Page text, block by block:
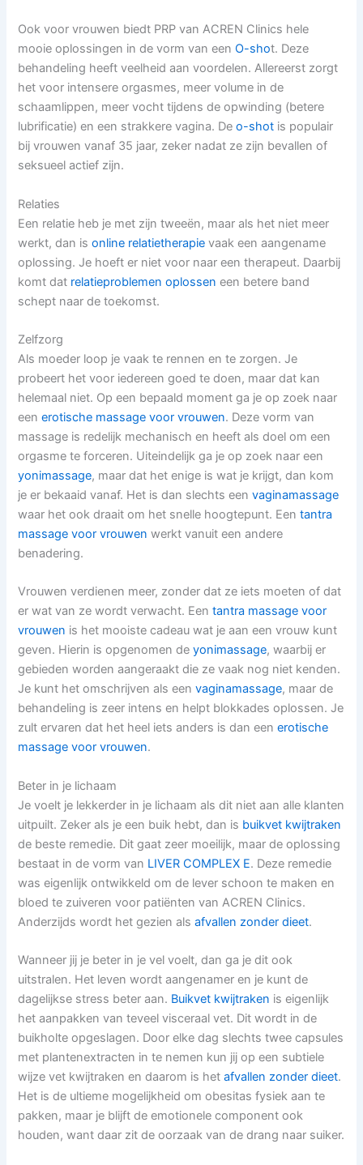
Ook voor vrouwen biedt PRP van ACREN Clinics hele
mooie oplossingen in de vorm van eenO-shot. Deze
behandeling heeft veelheid aan voordelen. Allereerst zorgt
het voor intensere orgasmes, meer volume in de
schaamlippen, meer vocht tijdens de opwinding (betere
lubrificatie) en een strakkere vagina. Deo-shot is populair
bij vrouwen vanaf 35 jaar, zeker nadat ze zijn bevallen of
seksueel actief zijn.
Relaties
Een relatie heb je met zijn tweeën, maar als het niet meer
werkt, dan isonline relatietherapie vaak een aangename
oplossing. Je hoeft er niet voor naar een therapeut. Daarbij
komt dat relatieproblemen oplossen een betere band
schept naar de toekomst.
Zelfzorg
Als moeder loop je vaak te rennen en te zorgen. Je
probeert het voor iedereen goed te doen, maar dat kan
helemaal niet. Op een bepaald moment ga je op zoek naar
eenerotische massage voor vrouwen. Deze vorm van
massage is redelijk mechanisch en heeft als doel om een
orgasme te forceren. Uiteindelijk ga je op zoek naar een
yonimassage, maar dat het enige is wat je krijgt, dan kom
je er bekaaid vanaf. Het is dan slechts eenvaginamassage
waar het ook draait om het snelle hoogtepunt. Eentantra
massage voor vrouwen werkt vanuit een andere
benadering.
Vrouwen verdienen meer, zonder dat ze iets moeten of dat
er wat van ze wordt verwacht. Eentantra massage voor
vrouwen is het mooiste cadeau wat je aan een vrouw kunt
geven. Hierin is opgenomen deyonimassage, waarbij er
gebieden worden aangeraakt die ze vaak nog niet kenden.
Je kunt het omschrijven als eenvaginamassage, maar de
behandeling is zeer intens en helpt blokkades oplossen. Je
zult ervaren dat het heel iets anders is dan eenerotische
massage voor vrouwen.
Beter in je lichaam
Je voelt je lekkerder in je lichaam als dit niet aan alle klanten
uitpuilt. Zeker als je een buik hebt, dan is buikvet kwijtraken
de beste remedie. Dit gaat zeer moeilijk, maar de oplossing
bestaat in de vorm van LIVER COMPLEX E. Deze remedie
was eigenlijk ontwikkeld om de lever schoon te maken en
bloed te zuiveren voor patiënten van ACREN Clinics.
Anderzijds wordt het gezien alsafvallen zonder dieet.
Wanneer jij je beter in je vel voelt, dan ga je dit ook
uitstralen. Het leven wordt aangenamer en je kunt de
dagelijkse stress beter aan. Buikvet kwijtraken is eigenlijk
het aanpakken van teveel visceraal vet. Dit wordt in de
buikholte opgeslagen. Door elke dag slechts twee capsules
met plantenextracten in te nemen kun jij op een subtiele
wijze vet kwijtraken en daarom is hetafvallen zonder dieet.
Het is de ultieme mogelijkheid om obesitas fysiek aan te
pakken, maar je blijft de emotionele component ook
houden, want daar zit de oorzaak van de drang naar suiker.